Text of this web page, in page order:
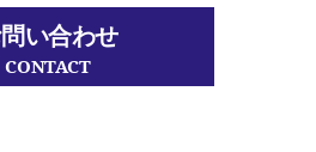
い合わせ
CONTACT